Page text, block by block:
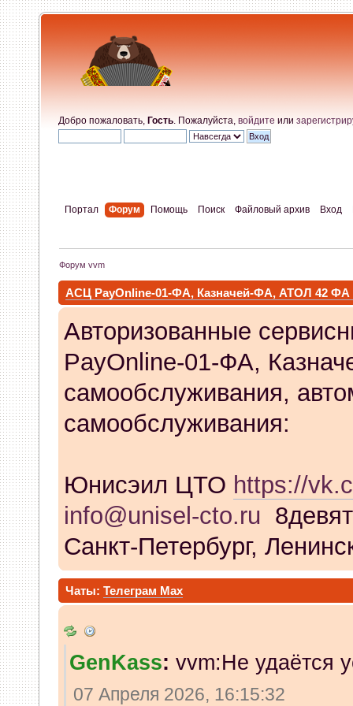
Добро пожаловать, Гость . Пожалуйста, войдите или
Портал Форум Помощь Поиск Файловый архив Вход
Форум vvm
АСЦ PayOnline-01-ФА, Казначей-ФА, АТОЛ 42 ФА
Авторизованные
PayOnline-01-ФА,
самообслуживания,
самообслуживания:
Юнисэил ЦТО https://
info@unisel-cto.ru
Санкт-Петербург,
Чаты:Телеграм Max
GenKass: vvm:Не удаётся
07 Апреля 2026, 16:15:32